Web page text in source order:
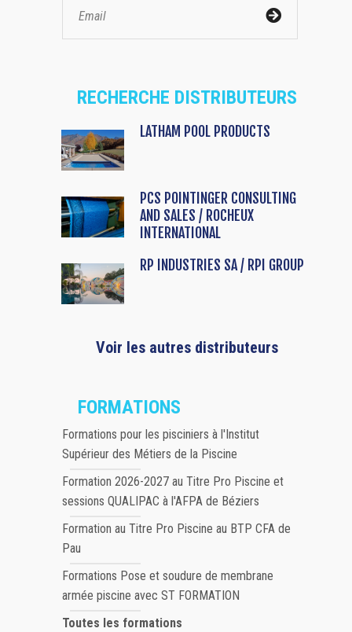
RECHERCHE DISTRIBUTEURS
LATHAM POOL PRODUCTS
PCS POINTINGER CONSULTING
AND SALES / ROCHEUX
INTERNATIONAL
RP INDUSTRIES SA / RPI GROUP
Voir les autres distributeurs
FORMATIONS
Formations pour les pisciniers à l'Institut
Supérieur des Métiers de la Piscine
Formation 2026-2027 au Titre Pro Piscine et
sessions QUALIPAC à l'AFPA de Béziers
Formation au Titre Pro Piscine au BTP CFA de
Pau
Formations Pose et soudure de membrane
armée piscine avec ST FORMATION
Toutes les formations